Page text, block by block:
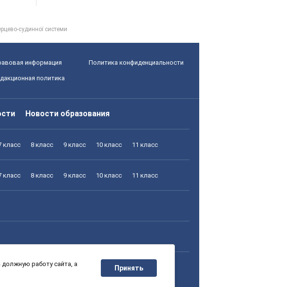
судинної системи
информация Политика конфиденциальности
политика
Новости образования
класс 8 класс 9 класс 10 класс 11 класс
класс 8 класс 9 класс 10 класс 11 класс
класс 8 класс 9 класс 10 класс 11 класс
должную работу сайта, а
Принять